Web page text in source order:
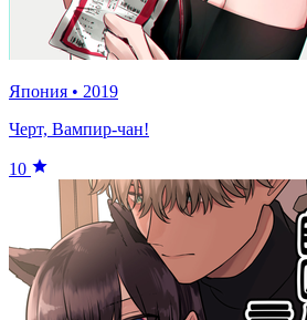
Япония • 2019
Черт, Вампир-чан!
10